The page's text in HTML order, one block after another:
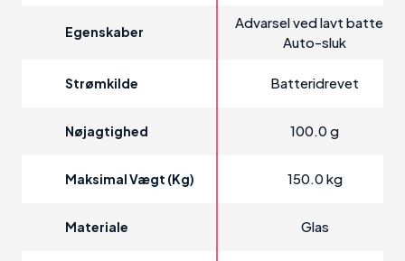
Egenskaber
Advarsel ved lavt batteri,
Auto-sluk
Strømkilde Batteridrevet
Nøjagtighed 100.0 g
Maksimal Vægt (kg) 150.0 kg
Materiale Glas